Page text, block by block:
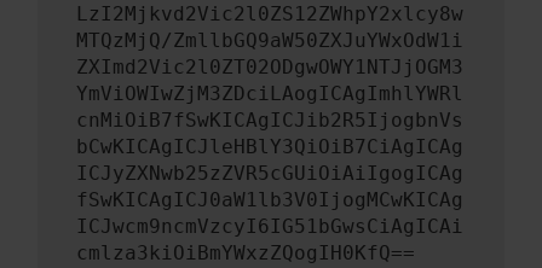
LzI2Mjkvd2Vic2l0ZS12ZWhpY2xlcy8w
MTQzMjQ/ZmllbGQ9aW50ZXJuYWxOdW1i
ZXImd2Vic2l0ZT02ODgwOWY1NTJjOGM3
YmViOWIwZjM3ZDciLAogICAgImhlYWRl
cnMiOiB7fSwKICAgICJib2R5IjogbnVs
bCwKICAgICJleHBlY3QiOiB7CiAgICAg
ICJyZXNwb25zZVR5cGUiOiAiIgogICAg
fSwKICAgICJ0aW1lb3V0IjogMCwKICAg
ICJwcm9ncmVzcyI6IG51bGwsCiAgICAi
cmlza3kiOiBmYWxzZQogIH0KfQ==